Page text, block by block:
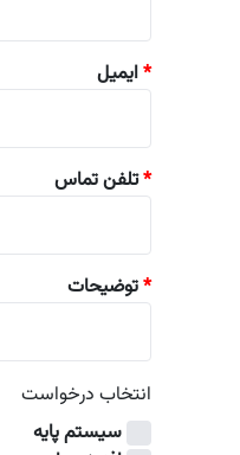
*
*تلفن تماس
*
انتخاب درخواست
سیستم پایه